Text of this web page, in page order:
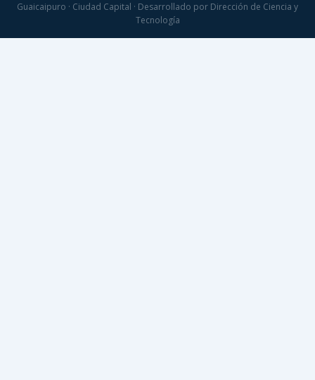
Guaicaipuro · Ciudad Capital · Desarrollado por Dirección de Ciencia y
Tecnología